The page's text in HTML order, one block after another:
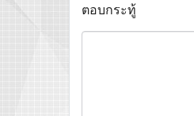
ตอบกระทู้